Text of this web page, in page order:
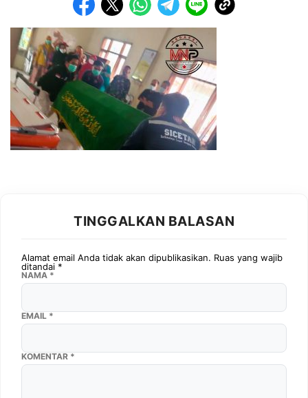
TINGGALKAN BALASAN
Alamat email Anda tidak akan dipublikasikan. Ruas yang wajib
ditandai *
KOMENTAR *
NAMA *
EMAIL *